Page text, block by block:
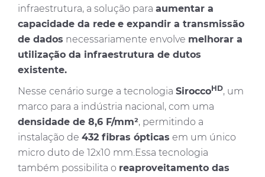
infraestrutura, a solução para aumentar a
capacidade da rede e expandir a transmissão
de dados necessariamente envolve melhorar a
utilização da infraestrutura de dutos
existente.
Nesse cenário surge a tecnologia SiroccoHD, um
marco para a indústria nacional, com uma
densidade de 8,6 F/mm², permitindo a
instalação de 432 fibras ópticas em um único
micro duto de 12x10 mm.Essa tecnologia
também possibilita o reaproveitamento das